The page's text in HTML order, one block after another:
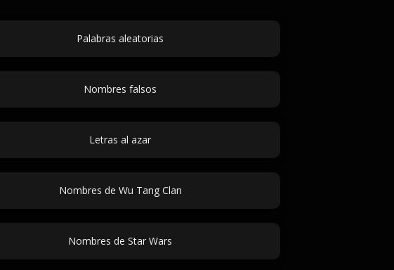
Palabras aleatorias
Nombres falsos
Letras al azar
Nombres de Wu Tang Clan
Nombres de Star Wars